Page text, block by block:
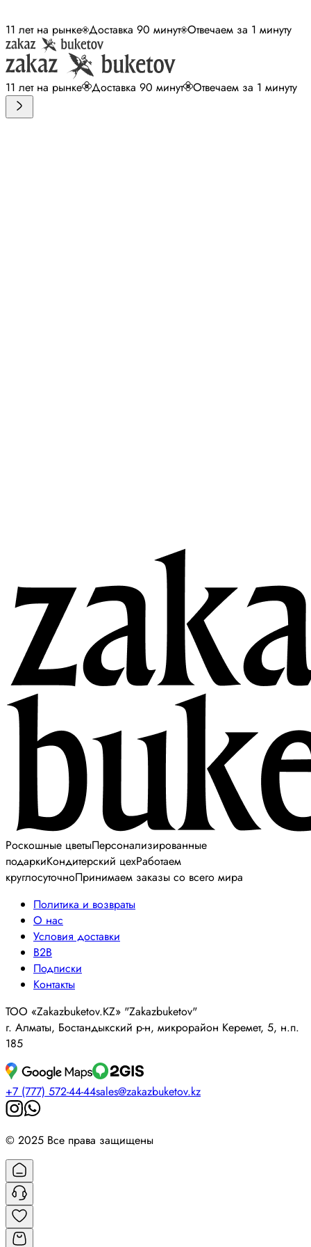
11 лет на рынке Доставка 90 минут Отвечаем за 1 минуту
11 лет на рынке Доставка 90 минут Отвечаем за 1 минуту
Роскошные цветыПерсонализированные
подаркиКондитерский цехРаботаем
круглосуточноПринимаем заказы со всего мира
Политика и возвраты
О нас
Условия доставки
B2B
Подписки
Контакты
ТОО «Zakazbuketov.KZ» "Zakazbuketov"
г. Алматы, Бостандыкский р-н, микрорайон Керемет, 5, н.п.
185
+7 (777) 572-44-44sales@zakazbuketov.kz
© 2025 Все права защищены